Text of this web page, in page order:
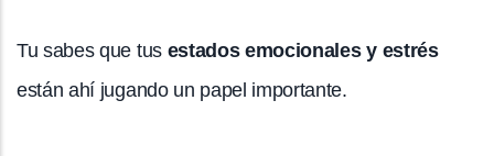
Tu sabes que tus estados emocionales y estrés
están ahí jugando un papel importante.